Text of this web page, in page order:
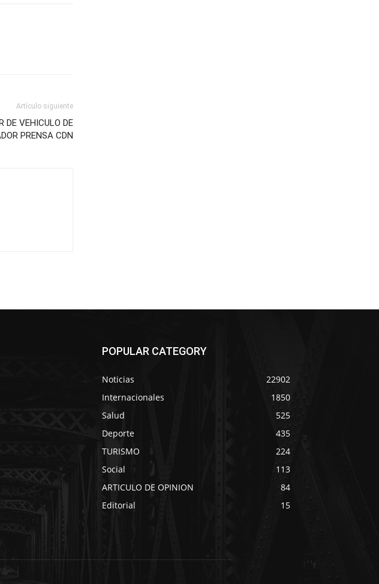
Artículo siguiente
DE VEHICULO DE
PRENSA CDN
POPULAR CATEGORY
Noticias
22902
Internacionales
1850
Salud
525
Deporte
435
TURISMO
224
Social
113
ARTICULO DE OPINION
84
Editorial
15